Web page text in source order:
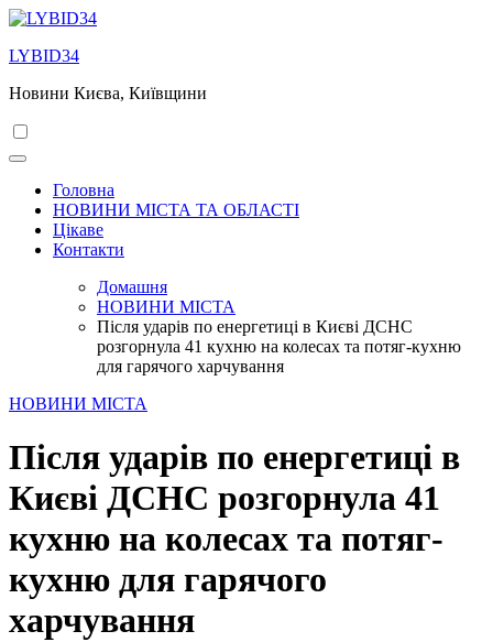
Перейти
вмісту
LYBID34
Новини Києва, Київщини
Головна
НОВИНИ МІСТА ТА ОБЛАСТІ
Цікаве
Контакти
Домашня
НОВИНИ МІСТА
Після ударів по енергетиці в Києві ДСНС
розгорнула 41 кухню на колесах та потяг-кухню
для гарячого харчування
НОВИНИ МІСТА
Після ударів по енергетиці в
Києві ДСНС розгорнула 41
кухню на колесах та потяг-
кухню для гарячого
харчування